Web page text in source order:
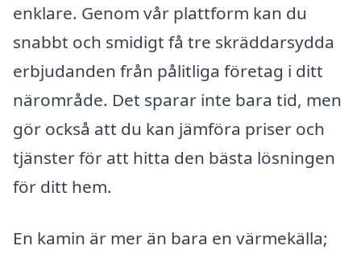
enklare. Genom vår plattform kan du
snabbt och smidigt få tre skräddarsydda
erbjudanden från pålitliga företag i ditt
närområde. Det sparar inte bara tid, men
gör också att du kan jämföra priser och
tjänster för att hitta den bästa lösningen
för ditt hem.
En kamin är mer än bara en värmekälla;